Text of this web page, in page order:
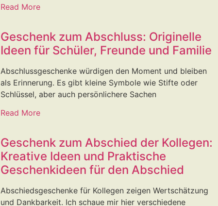
Read More
Geschenk zum Abschluss: Originelle
Ideen für Schüler, Freunde und Familie
Abschlussgeschenke würdigen den Moment und bleiben
als Erinnerung. Es gibt kleine Symbole wie Stifte oder
Schlüssel, aber auch persönlichere Sachen
Read More
Geschenk zum Abschied der Kollegen:
Kreative Ideen und Praktische
Geschenkideen für den Abschied
Abschiedsgeschenke für Kollegen zeigen Wertschätzung
und Dankbarkeit. Ich schaue mir hier verschiedene